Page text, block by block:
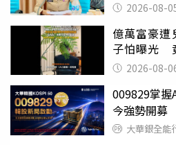
錯嗎2026-08-
億萬富豪遭
子怕曝光
戶 2026-08-
009829掌握
今強勢開募
大華銀全能